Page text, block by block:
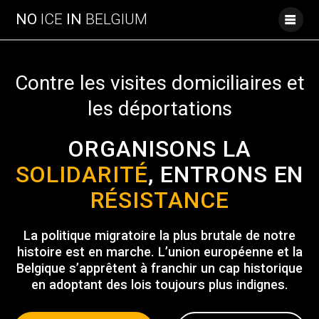
NO ICE IN BELGIUM
Contre les visites domiciliaires et
les déportations
ORGANISONS LA
SOLIDARITÉ, ENTRONS EN
RÉSISTANCE
La politique migratoire la plus brutale de notre
histoire est en marche. L’union européenne et la
Belgique s’apprêtent à franchir un cap historique
en adoptant des lois toujours plus indignes.